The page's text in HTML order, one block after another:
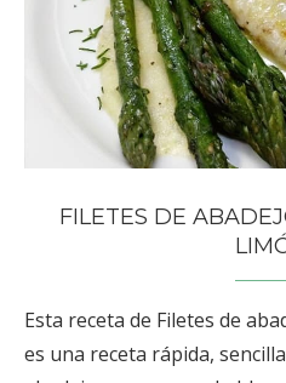
FILETES DE
Esta receta de Filetes de
es una receta rápida,